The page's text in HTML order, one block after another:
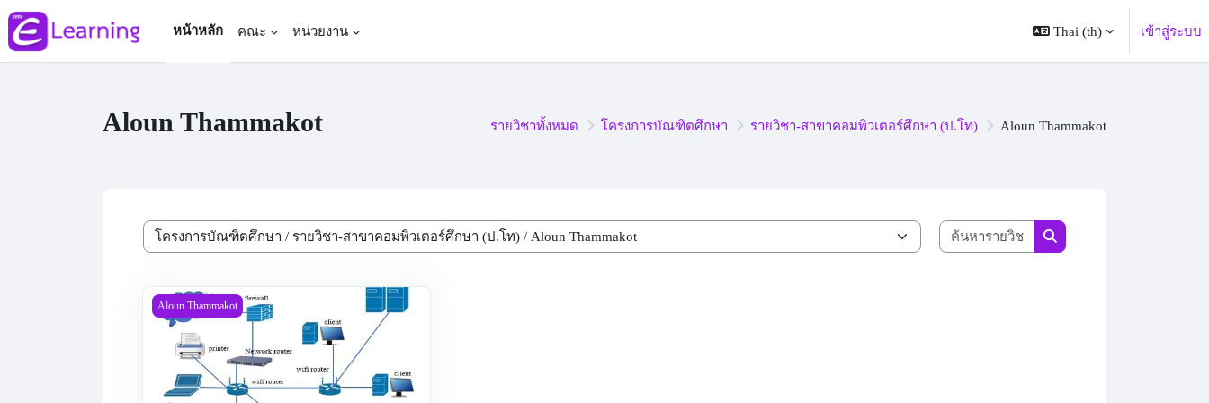
ข้ามไปที่เนื้อหาหลัก
หน้าหลัก
คณะ หน่วยงาน Thai ‎(th)‎ เข้าสู่ระบบ
Aloun Thammakot รายวิชาทั้งหมด โครงการบัณฑิตศึกษา รายวิชา-สาขาคอมพิวเตอร์ศึกษา (ป.โท) Aloun Thammakot
ประเภทของรายวิชา
ค้นหารายวิชา
ค้นหารายวิชา
ລະບົບເຄືອຂ່າຍຄອມພິວເຕີ (Network Computer)
Aloun Thammakot